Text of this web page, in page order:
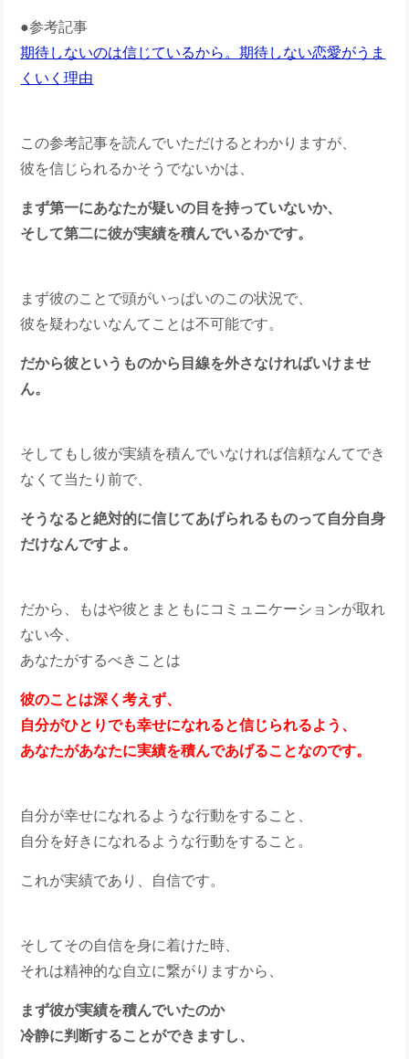
●参考記事
期待しないのは信じているから。期待しない恋愛がうま
くいく理由
この参考記事を読んでいただけるとわかりますが、
彼を信じられるかそうでないかは、
まず第一にあなたが疑いの目を持っていないか、
そして第二に彼が実績を積んでいるかです。
まず彼のことで頭がいっぱいのこの状況で、
彼を疑わないなんてことは不可能です。
だから彼というものから目線を外さなければいけませ
ん。
そしてもし彼が実績を積んでいなければ信頼なんてでき
なくて当たり前で、
そうなると絶対的に信じてあげられるものって自分自身
だけなんですよ。
だから、もはや彼とまともにコミュニケーションが取れ
ない今、
あなたがするべきことは
彼のことは深く考えず、
自分がひとりでも幸せになれると信じられるよう、
あなたがあなたに実績を積んであげることなのです。
自分が幸せになれるような行動をすること、
自分を好きになれるような行動をすること。
これが実績であり、自信です。
そしてその自信を身に着けた時、
それは精神的な自立に繋がりますから、
まず彼が実績を積んでいたのか
冷静に判断することができますし、